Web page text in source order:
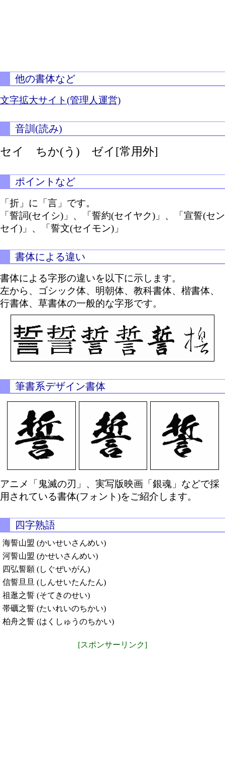
他の書体など
文字拡大サイト(管理人運営)
音訓(読み)
セイ ちか(う) ゼイ[常用外]
ポイントなど
「折」に「言」です。
「誓詞(セイシ)」、「誓約(セイヤク)」、「宣誓(セン
セイ)」、「誓文(セイモン)」
書体による違い
書体による字形の違いを以下に示します。
左から、ゴシック体、明朝体、教科書体、楷書体、
行書体、草書体の一般的な字形です。
筆書系デザイン書体
アニメ「鬼滅の刃」、実写版映画「銀魂」などで採
用されている書体(フォント)をご紹介します。
四字熟語
海誓山盟 (かいせいさんめい)
河誓山盟 (かせいさんめい)
四弘誓願 (しぐぜいがん)
信誓旦旦 (しんせいたんたん)
祖逖之誓 (そてきのせい)
帯礪之誓 (たいれいのちかい)
柏舟之誓 (はくしゅうのちかい)
[スポンサーリンク]